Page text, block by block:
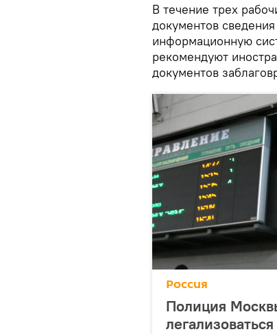
В течение трех
документов
информационную
рекомендуют
документов
Россия
Полиция